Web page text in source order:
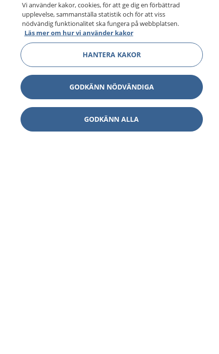
Vi använder kakor, cookies, för att ge dig en förbättrad
upplevelse, sammanställa statistik och för att viss
nödvändig funktionalitet ska fungera på webbplatsen.
Läs mer om hur vi använder kakor
HANTERA KAKOR
GODKÄNN NÖDVÄNDIGA
GODKÄNN ALLA